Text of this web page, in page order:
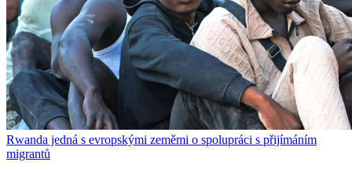
Rwanda jedná s evropskými zeměmi o spolupráci s přijímáním
migrantů